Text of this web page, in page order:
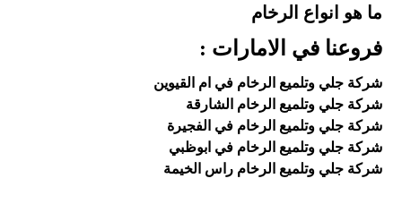
ما هو انواع الرخام
فروعنا في الامارات :
شركة جلي وتلميع الرخام في ام القيوين
شركة جلي وتلميع الرخام الشارقة
شركة جلي وتلميع الرخام في الفجيرة
شركة جلي وتلميع الرخام في ابوظبي
شركة جلي وتلميع الرخام راس الخيمة